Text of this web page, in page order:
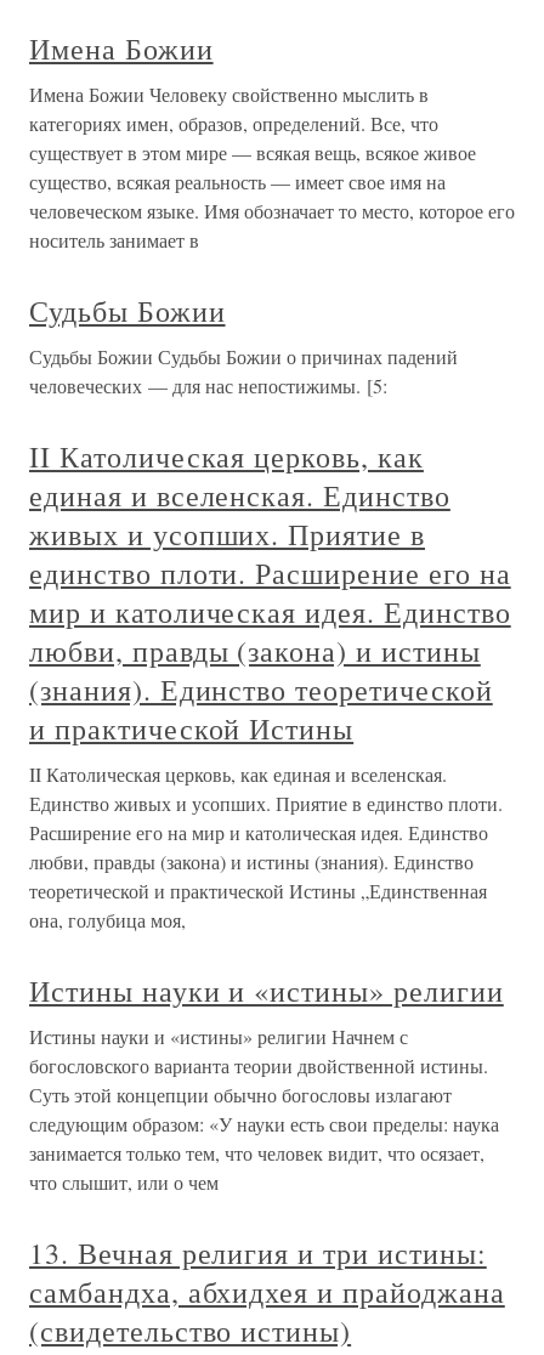
Имена Божии
Имена Божии Человеку свойственно мыслить в
категориях имен, образов, определений. Все, что
существует в этом мире — всякая вещь, всякое живое
существо, всякая реальность — имеет свое имя на
человеческом языке. Имя обозначает то место, которое его
носитель занимает в
Судьбы Божии
Судьбы Божии Судьбы Божии о причинах падений
человеческих — для нас непостижимы. [5:
II Католическая церковь, как
единая и вселенская. Единство
живых и усопших. Приятие в
единство плоти. Расширение его на
мир и католическая идея. Единство
любви, правды (закона) и истины
(знания). Единство теоретической
и практической Истины
II Католическая церковь, как единая и вселенская.
Единство живых и усопших. Приятие в единство плоти.
Расширение его на мир и католическая идея. Единство
любви, правды (закона) и истины (знания). Единство
теоретической и практической Истины „Единственная
она, голубица моя,
Истины науки и «истины» религии
Истины науки и «истины» религии Начнем с
богословского варианта теории двойственной истины.
Суть этой концепции обычно богословы излагают
следующим образом: «У науки есть свои пределы: наука
занимается только тем, что человек видит, что осязает,
что слышит, или о чем
13. Вечная религия и три истины:
самбандха, абхидхея и прайоджана
(свидетельство истины)